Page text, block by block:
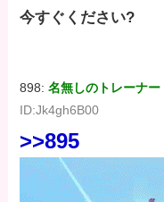
今すぐください?
898:名無しのトレーナー
ID:Jk4gh6B00
>>895